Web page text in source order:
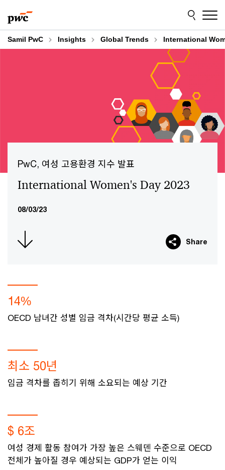
to
content
to
footer
Samil PwC Insights Global Trends International
International Women's Day 2023
PwC, 여성 고용환경 지수 발표
08/03/23
Share
14%
OECD 남녀간 성별 임금 격차(시간당 평균 소득)
최소 50년
임금 격차를 좁히기 위해 소요되는 예상 기간
$ 6조
여성 경제 활동 참여가 가장 높은 스웨덴 수준으로 OECD
전체가 높아질 경우 예상되는 GDP가 얻는 이익